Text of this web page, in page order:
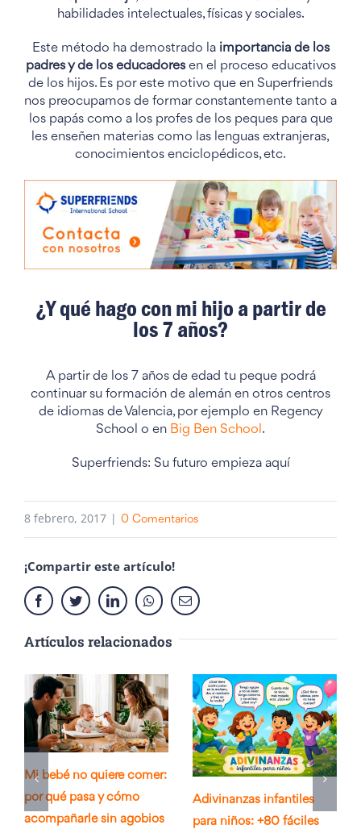
habilidades intelectuales, físicas y sociales.
Este método ha demostrado la importancia de los
padres y de los educadoresen el proceso educativos
de los hijos. Es por este motivo que en Superfriends
nos preocupamos de formar constantemente tanto a
los papás como a los profes de los peques para que
les enseñen materias como las lenguas extranjeras,
conocimientos enciclopédicos, etc.
¿Y qué hago con mi hijo a partir de
los 7 años?
A partir de los 7 años de edad tu peque podrá
continuar su formación de alemán en otros centros
de idiomas de Valencia, por ejemplo en Regency
School o en Big Ben School.
Superfriends: Su futuro empieza aquí
8 febrero, 2017 | 0 Comentarios
¡Compartir este artículo!
FacebookTwitterLinkedInWhatsappEmail
Artículos relacionados
Mi bebé no quiere comer:
por qué pasa y cómo
acompañarle sin agobios
Adivinanzas infantiles
para niños: +80 fáciles